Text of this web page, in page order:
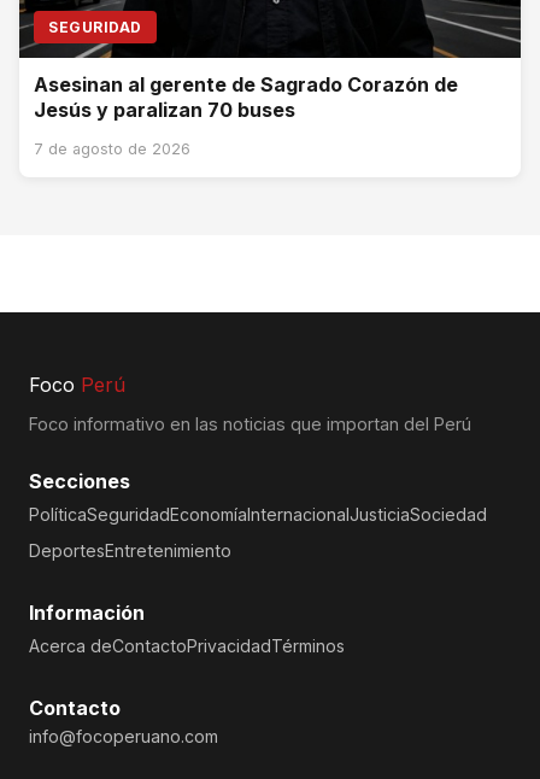
SEGURIDAD
Asesinan al gerente de Sagrado Corazón de
Jesús y paralizan 70 buses
7 de agosto de 2026
Foco Perú
Foco informativo en las noticias que importan del Perú
Secciones
PolíticaSeguridadEconomíaInternacionalJusticiaSociedad
DeportesEntretenimiento
Información
Acerca deContactoPrivacidadTérminos
Contacto
info@focoperuano.com